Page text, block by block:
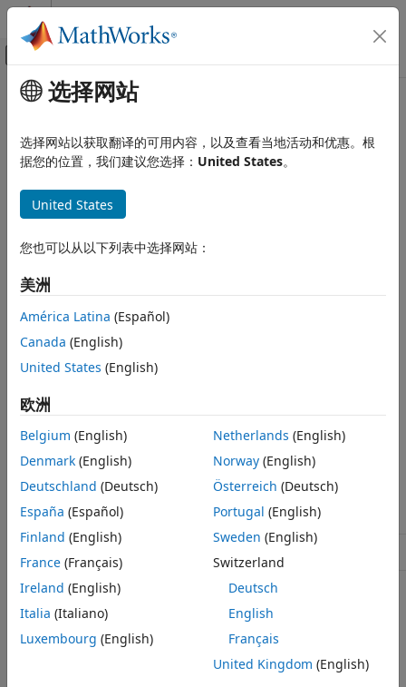
跳到内容
画布外导航菜单切换
文档主页
MATLAB Report Generator
内容生成
本页内容
描述
方法
示例
详细信息
提示
版本历史记录
另请参阅
主要内容
本页采用了机器翻译。点击此处可查看英文原文。
mlreportgen.dom.Text 类
命名空间: mlreportgen.dom
全页展开
描述
mlreportgen.dom.Text
要了解可以将mlreportgen.dom.Text
上。
mlreportgen.dom.Text 类是一个handle 类。
类属性
HandleCompatible
创建对象
描述
= mlreportgen.dom.Text创建一个空Text对象。
选择网站
选择网站以获取翻译的可用内容，以及查看当地活动和优惠。根
据您的位置，我们建议您选择： United States。
United States
您也可以从以下列表中选择网站：
美洲
América Latina (Español)
Canada (English)
United States (English)
欧洲
Belgium (English)
Denmark (English)
Deutschland (Deutsch)
España (Español)
Finland (English)
France (Français)
Ireland (English)
Italia (Italiano)
Luxembourg (English)
Netherlands (English)
Norway(English)
Österreich (Deutsch)
Portugal (English)
Sweden (English)
Switzerland
Deutsch
English
Français
United Kingdom (English)